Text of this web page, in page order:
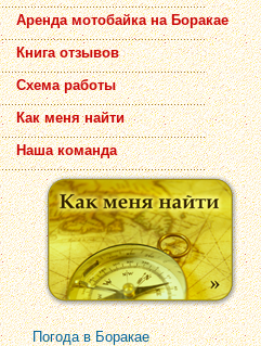
Аренда мотобайка на Боракае
Книга отзывов
Схема работы
Как меня найти
Наша команда
Погода в Боракае